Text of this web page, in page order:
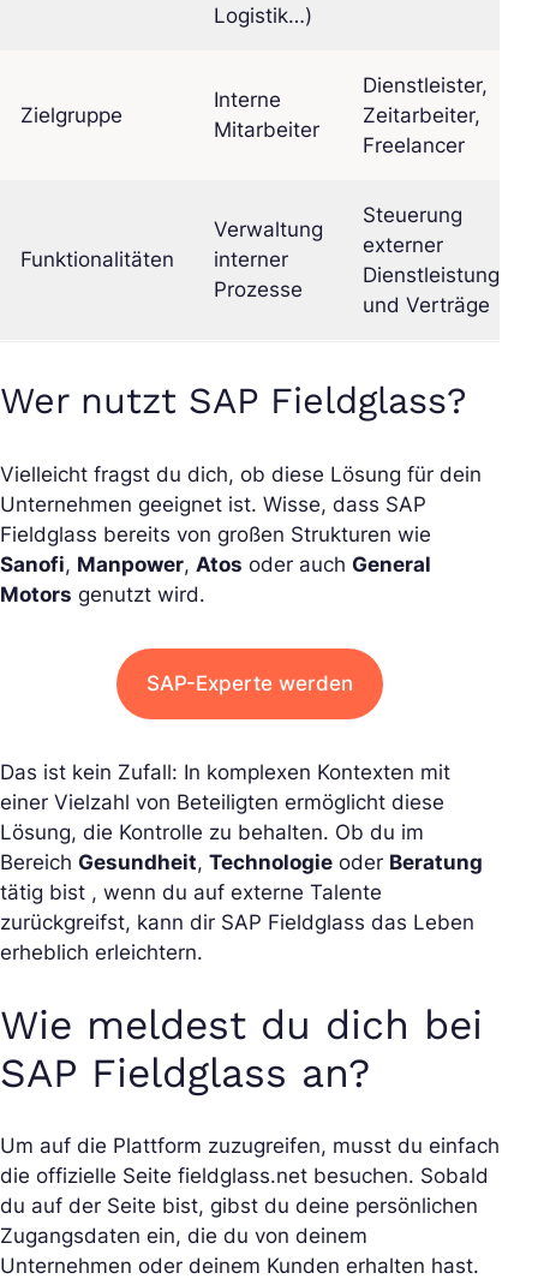
Logistik…)
Zielgruppe
Interne
Mitarbeiter
Dienstleister,
Zeitarbeiter,
Freelancer
Funktionalitäten
Verwaltung
interner
Prozesse
Steuerung
externer
Dienstleistungen
und Verträge
Wer nutzt SAP Fieldglass?
Vielleicht fragst du dich, ob diese Lösung für dein
Unternehmen geeignet ist. Wisse, dass SAP
Fieldglass bereits von großen Strukturen wie
Sanofi, Manpower, Atos oder auch General
Motors genutzt wird.
SAP-Experte werden
Das ist kein Zufall: In komplexen Kontexten mit
einer Vielzahl von Beteiligten ermöglicht diese
Lösung, die Kontrolle zu behalten. Ob du im
Bereich Gesundheit, Technologie oder Beratung
tätig bist , wenn du auf externe Talente
zurückgreifst, kann dir SAP Fieldglass das Leben
erheblich erleichtern.
Wie meldest du dich bei
SAP Fieldglass an?
Um auf die Plattform zuzugreifen, musst du einfach
die offizielle Seite fieldglass.net besuchen. Sobald
du auf der Seite bist, gibst du deine persönlichen
Zugangsdaten ein, die du von deinem
Unternehmen oder deinem Kunden erhalten hast.